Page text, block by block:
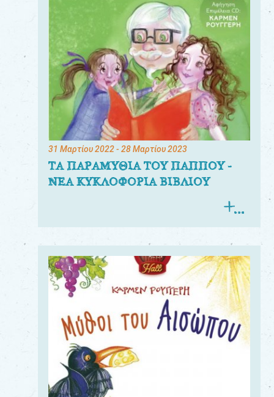
31 Μαρτίου 2022- 28 Μαρτίου 2023
ΤΑ ΠΑΡΑΜΥΘΙΑ ΤΟΥ ΠΑΠΠΟΥ -
ΝΕΑ ΚΥΚΛΟΦΟΡΙΑ ΒΙΒΛΙΟΥ